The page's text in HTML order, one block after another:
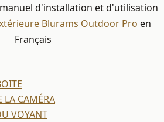
d'installation et d'utilisation
Blurams Outdoor Pro en
Français
LA CAMÉRA
VOYANT